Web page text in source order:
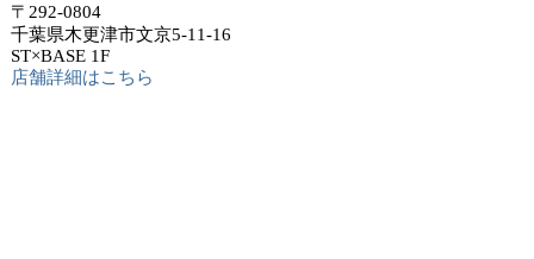
〒292-0804
千葉県木更津市文京5-11-16
ST×BASE 1F
店舗詳細はこちら